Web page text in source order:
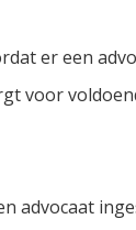
er een
voor
advocaat